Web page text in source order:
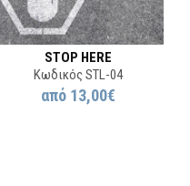
STOP HERE
Κωδικός STL-04
από 13,00€